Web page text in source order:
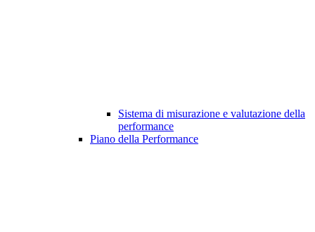
Sistema di misurazione e valutazione della
performance
Piano della Performance